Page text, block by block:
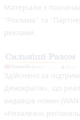
Матеріали з
"Реклама" та
реклами.
Здійснено за
Демократія», що
видавців новин
«Незалежні